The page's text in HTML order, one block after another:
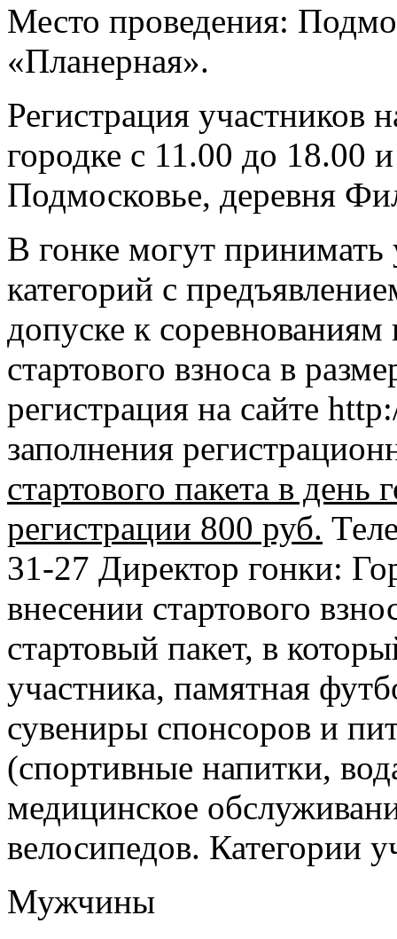
Место проведения:
«Планерная».
Регистрация участников
городке с 11.00 до 18.00
Подмосковье, деревня
В гонке могут принимать
категорий с
допуске к
стартового взноса в
регистрация на сайте
заполнения
стартового пакета в день
регистрации 800 руб.
31-27 Директор гонки:
внесении стартового
стартовый пакет, в
участника, памятная
сувениры спонсоров и
(спортивные напитки,
медицинское
велосипедов. Категории
Мужчины